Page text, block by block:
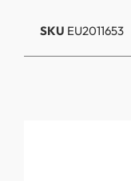
SKU EU2011653